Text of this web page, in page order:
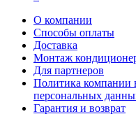
О компании
Способы оплаты
Доставка
Монтаж
Для партнеров
Политика компании
персональных
Гарантия и возврат